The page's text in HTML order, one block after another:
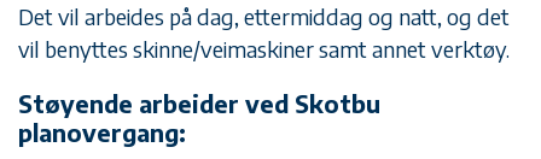
Det vil arbeides på dag, ettermiddag og natt, og det
vil benyttes skinne/veimaskiner samt annet verktøy.
Støyende arbeider ved Skotbu
planovergang: